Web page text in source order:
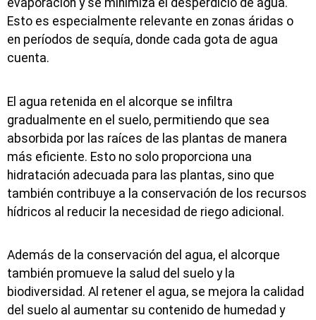
evaporación y se minimiza el desperdicio de agua.
Esto es especialmente relevante en zonas áridas o
en períodos de sequía, donde cada gota de agua
cuenta.
El agua retenida en el alcorque se infiltra
gradualmente en el suelo, permitiendo que sea
absorbida por las raíces de las plantas de manera
más eficiente. Esto no solo proporciona una
hidratación adecuada para las plantas, sino que
también contribuye a la conservación de los recursos
hídricos al reducir la necesidad de riego adicional.
Además de la conservación del agua, el alcorque
también promueve la salud del suelo y la
biodiversidad. Al retener el agua, se mejora la calidad
del suelo al aumentar su contenido de humedad y